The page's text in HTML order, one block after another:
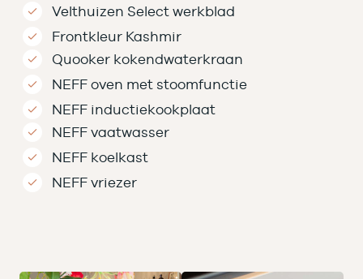
Velthuizen Select werkblad
Frontkleur Kashmir
Quooker kokendwaterkraan
NEFF oven met stoomfunctie
NEFF inductiekookplaat
NEFF vaatwasser
NEFF koelkast
NEFF vriezer